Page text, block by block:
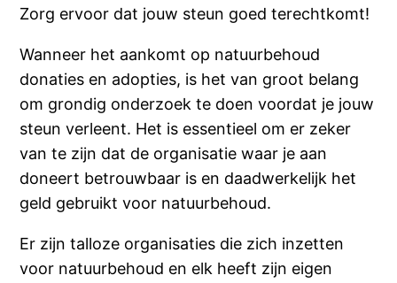
Zorg ervoor dat jouw steun goed terechtkomt!
Wanneer het aankomt op natuurbehoud
donaties en adopties, is het van groot belang
om grondig onderzoek te doen voordat je jouw
steun verleent. Het is essentieel om er zeker
van te zijn dat de organisatie waar je aan
doneert betrouwbaar is en daadwerkelijk het
geld gebruikt voor natuurbehoud.
Er zijn talloze organisaties die zich inzetten
voor natuurbehoud en elk heeft zijn eigen